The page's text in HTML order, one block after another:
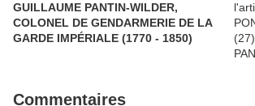
GUILLAUME PANTIN-WILDER,
COLONEL DE GENDARMERIE DE LA
GARDE IMPÉRIALE (1770 - 1850)
Commentaires